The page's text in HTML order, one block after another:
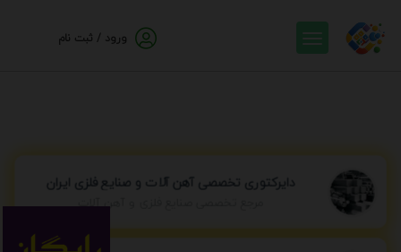
ورود / ثبت نام
دایرکتوری تخصصی آهن آلات و صنایع فلزی ایران
مرجع تخصصی صنایع فلزی و آهن آلات